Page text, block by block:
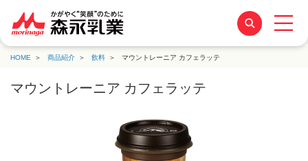
HOME 商品紹介 飲料 マウントレーニア カフェラッテ
マウントレーニア カフェラッテ